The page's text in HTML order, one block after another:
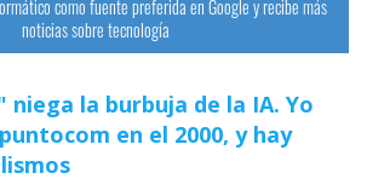
como fuente preferida en Google y recibe más
noticias sobre tecnología
niega la burbuja de la IA. Yo
en el 2000, y hay